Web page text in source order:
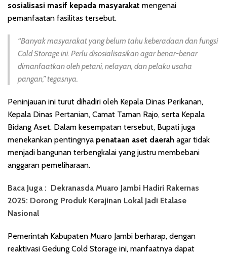
sosialisasi masif kepada masyarakat mengenai
pemanfaatan fasilitas tersebut.
“Banyak masyarakat yang belum tahu keberadaan dan fungsi
Cold Storage ini. Perlu disosialisasikan agar benar-benar
dimanfaatkan oleh petani, nelayan, dan pelaku usaha
pangan,” tegasnya.
Peninjauan ini turut dihadiri oleh Kepala Dinas Perikanan,
Kepala Dinas Pertanian, Camat Taman Rajo, serta Kepala
Bidang Aset. Dalam kesempatan tersebut, Bupati juga
menekankan pentingnya penataan aset daerah agar tidak
menjadi bangunan terbengkalai yang justru membebani
anggaran pemeliharaan.
Baca Juga : Dekranasda Muaro Jambi Hadiri Rakernas
2025: Dorong Produk Kerajinan Lokal Jadi Etalase
Nasional
Pemerintah Kabupaten Muaro Jambi berharap, dengan
reaktivasi Gedung Cold Storage ini, manfaatnya dapat